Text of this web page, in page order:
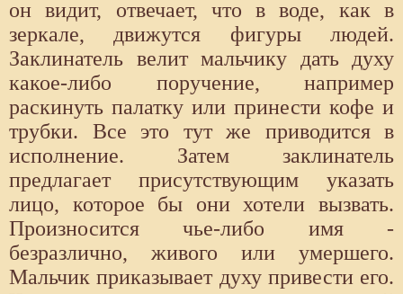
он видит, отвечает, что в воде, как в
зеркале, движутся фигуры людей.
Заклинатель велит мальчику дать духу
какое-либо поручение, например
раскинуть палатку или принести кофе и
трубки. Все это тут же приводится в
исполнение. Затем заклинатель
предлагает присутствующим указать
лицо, которое бы они хотели вызвать.
Произносится чье-либо имя -
безразлично, живого или умершего.
Мальчик приказывает духу привести его.